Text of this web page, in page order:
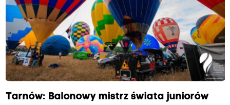
Tarnów: Balonowy mistrz świata juniorów